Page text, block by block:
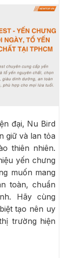
đại, Nu Bird
giữ và lan tỏa
thiên nhiên.
yến chưng
muốn mang
toàn, chuẩn
Hãy cùng
tạo nên uy
trường hiện